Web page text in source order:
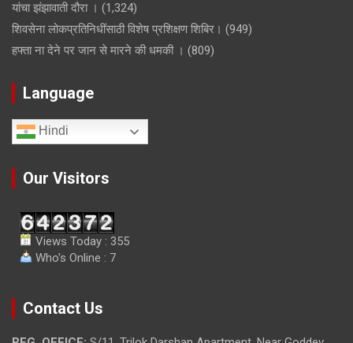
यांचा झंझावाती दौरा । (1,324)
शिवसेना लोकप्रतिनिधींसाठी विशेष प्रशिक्षण शिबिर। (949)
हफ्ता ना देने पर जान से मारने की धमकी । (809)
Language
Hindi
Our Visitors
Views Today : 355
Who's Online : 7
Contact Us